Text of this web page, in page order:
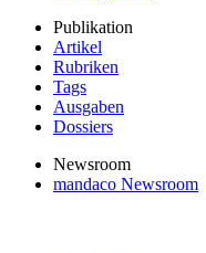
Publikation
Artikel
Rubriken
Tags
Ausgaben
Dossiers
Newsroom
mandaco Newsroom